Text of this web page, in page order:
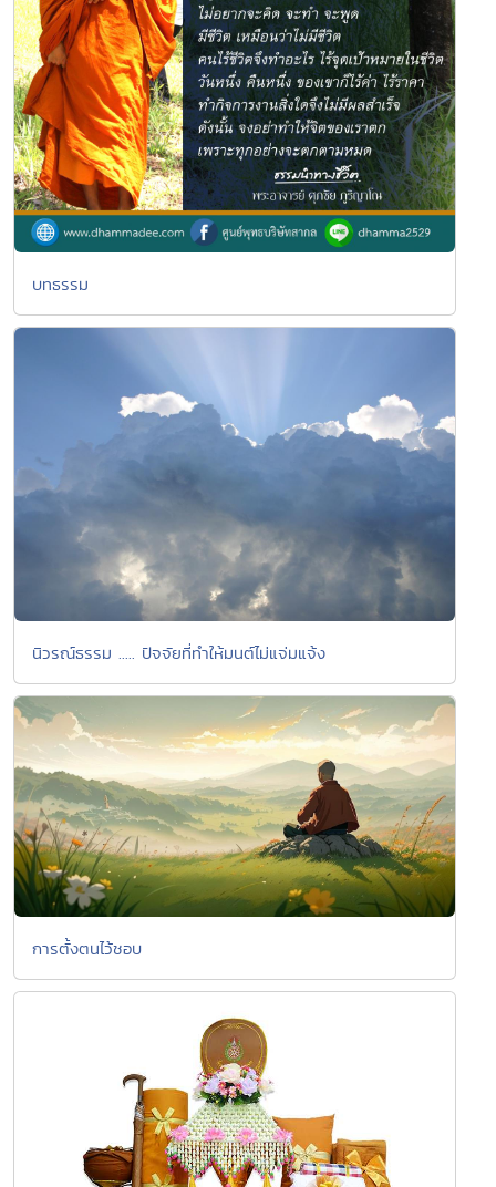
บทธรรม
นิวรณ์ธรรม ..... ปัจจัยที่ทำให้มนต์ไม่แจ่มแจ้ง
การตั้งตนไว้ชอบ